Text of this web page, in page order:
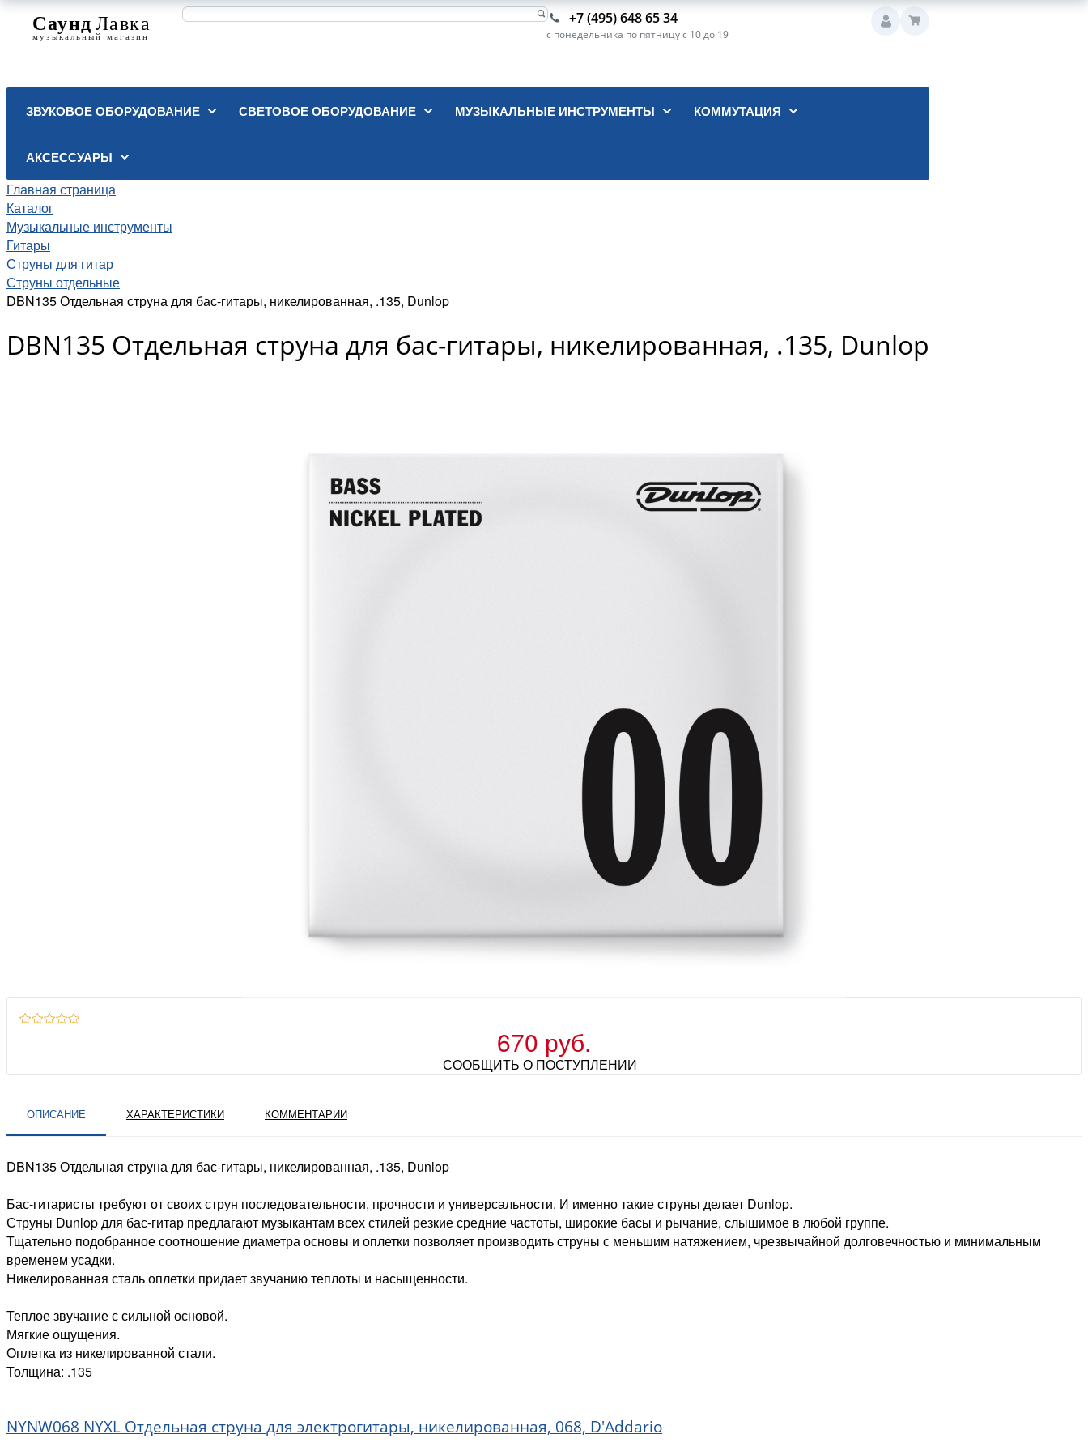
+7 (495) 648 65 34
с понедельника по пятницу с 10 до 19
ЗВУКОВОЕ ОБОРУДОВАНИЕ СВЕТОВОЕ ОБОРУДОВАНИЕ МУЗЫКАЛЬНЫЕ ИНСТРУМЕНТЫ КОММУТАЦИЯ
АКСЕССУАРЫ
Главная страница
Каталог
Музыкальные инструменты
Гитары
Струны для гитар
Струны отдельные
DBN135 Отдельная струна для бас-гитары, никелированная, .135, Dunlop
DBN135 Отдельная струна для бас-гитары, никелированная, .135, Dunlop
670 руб.
СООБЩИТЬ О ПОСТУПЛЕНИИ
ОПИСАНИЕ ХАРАКТЕРИСТИКИ КОММЕНТАРИИ
DBN135 Отдельная струна для бас-гитары, никелированная, .135, Dunlop
Бас-гитаристы требуют от своих струн последовательности, прочности и универсальности. И именно такие струны делает Dunlop.
Струны Dunlop для бас-гитар предлагают музыкантам всех стилей резкие средние частоты, широкие басы и рычание, слышимое в любой группе.
Тщательно подобранное соотношение диаметра основы и оплетки позволяет производить струны с меньшим натяжением, чрезвычайной долговечностью и минимальным
временем усадки.
Никелированная сталь оплетки придает звучанию теплоты и насыщенности.
Теплое звучание с сильной основой.
Мягкие ощущения.
Оплетка из никелированной стали.
Толщина: .135
NYNW068 NYXL Отдельная струна для электрогитары, никелированная, 068, D'Addario